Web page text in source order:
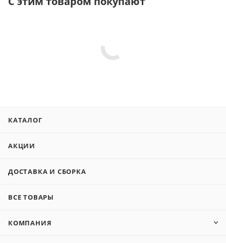
КАТАЛОГ
АКЦИИ
ДОСТАВКА И СБОРКА
ВСЕ ТОВАРЫ
КОМПАНИЯ